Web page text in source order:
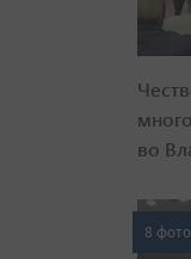
во
8 фото